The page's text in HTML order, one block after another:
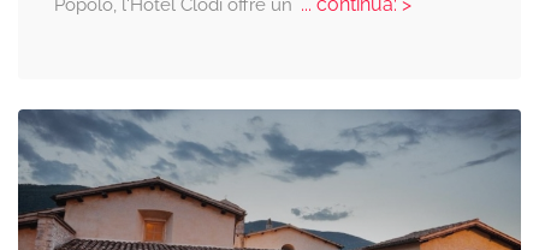
Popolo, l'Hotel Clodi offre un